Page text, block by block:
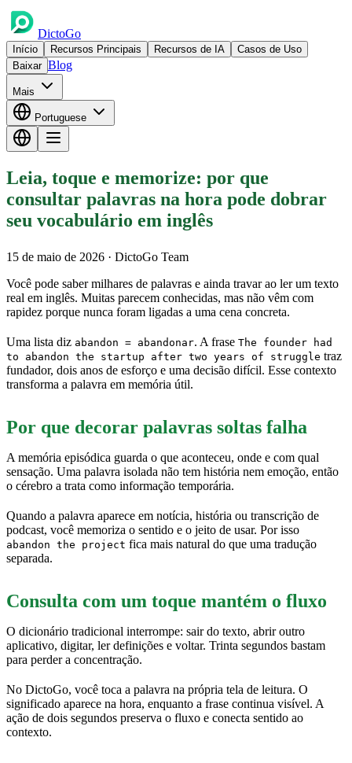
DictoGo
Início Recursos Principais Recursos de IA
Casos de Uso
Baixar Blog
Mais
Portuguese
Leia, toque e memorize: por que
consultar palavras na hora pode dobrar
seu vocabulário em inglês
15 de maio de 2026 · DictoGo Team
Você pode saber milhares de palavras e ainda travar ao ler um texto
real em inglês. Muitas parecem conhecidas, mas não vêm com
rapidez porque nunca foram ligadas a uma cena concreta.
Uma lista diz abandon = abandonar. A frase The founder had
to abandon the startup after two years of struggle traz
fundador, dois anos de esforço e uma decisão difícil. Esse contexto
transforma a palavra em memória útil.
Por que decorar palavras soltas falha
A memória episódica guarda o que aconteceu, onde e com qual
sensação. Uma palavra isolada não tem história nem emoção, então
o cérebro a trata como informação temporária.
Quando a palavra aparece em notícia, história ou transcrição de
podcast, você memoriza o sentido e o jeito de usar. Por isso
abandon the project fica mais natural do que uma tradução
separada.
Consulta com um toque mantém o fluxo
O dicionário tradicional interrompe: sair do texto, abrir outro
aplicativo, digitar, ler definições e voltar. Trinta segundos bastam
para perder a concentração.
No DictoGo, você toca a palavra na própria tela de leitura. O
significado aparece na hora, enquanto a frase continua visível. A
ação de dois segundos preserva o fluxo e conecta sentido ao
contexto.